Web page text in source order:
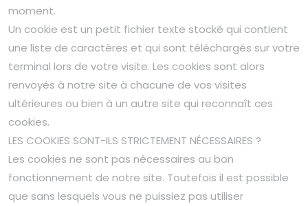
moment.
Un cookie est un petit fichier texte stocké qui contient
une liste de caractères et qui sont téléchargés sur votre
terminal lors de votre visite. Les cookies sont alors
renvoyés à notre site à chacune de vos visites
ultérieures ou bien à un autre site qui reconnaît ces
cookies.
LES COOKIES SONT-ILS STRICTEMENT NÉCESSAIRES ?
Les cookies ne sont pas nécessaires au bon
fonctionnement de notre site. Toutefois il est possible
que sans lesquels vous ne puissiez pas utiliser